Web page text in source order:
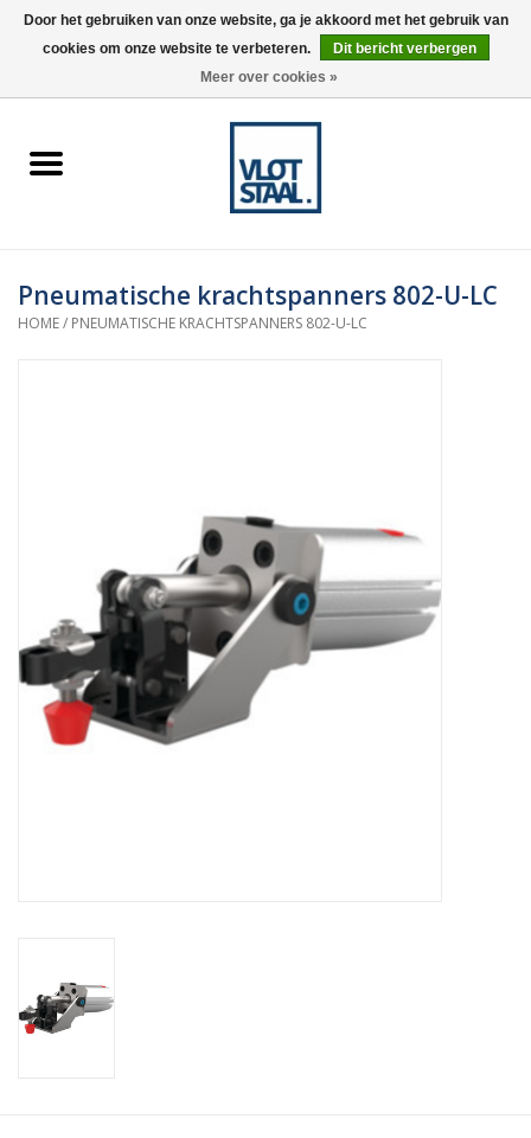
0 Artikelen - €0,00
spanners
Pneumatische krachtspanners 802-U-LC
HOME/ PNEUMATISCHE KRACHTSPANNERS 802-U-LC
Door het gebruiken van onze website, ga je akkoord met het gebruik van
cookies om onze website te verbeteren.
Dit bericht verbergen
Meer over cookies »